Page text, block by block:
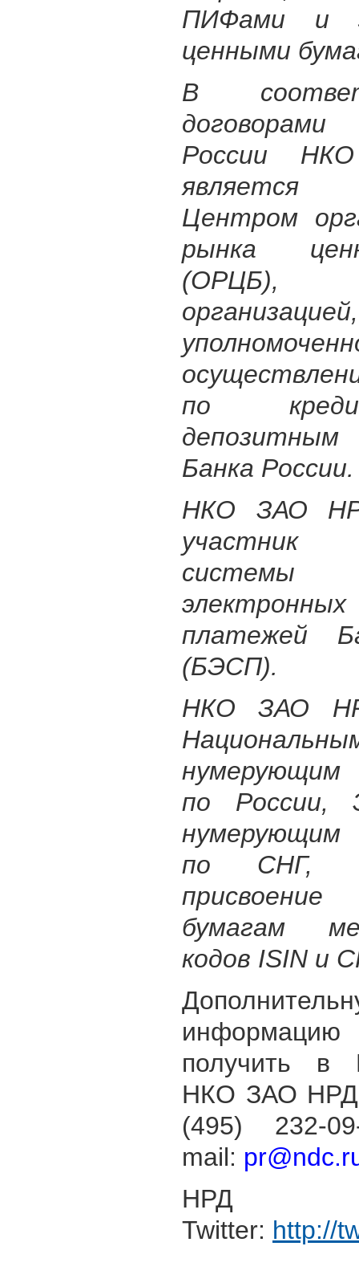
ПИФами и
ценными
В
России
является
Центром
рынка
(ОРЦБ),
организацией,
по
Банка России.
НКО ЗАО
участник
системы
платежей
(БЭСП).
НКО ЗАО
нумерующим
по России,
нумерующим
по СНГ,
бумагам
кодов ISIN и
получить в
НКО ЗАО НРД
(495) 232-
mail:
Twitter: http://